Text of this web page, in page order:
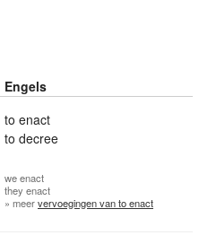
Engels
to enact
to decree
weenact
they enact
» meervervoegingen van to enact